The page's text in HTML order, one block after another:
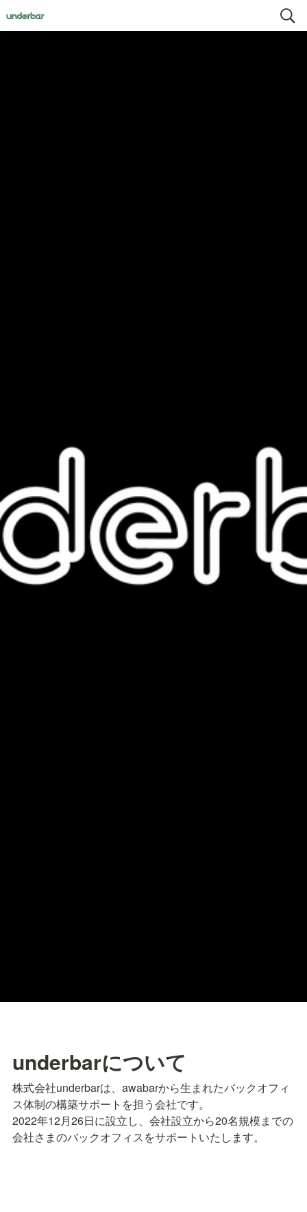
underbarについて
株式会社underbarは、awabarから生まれたバックオフィ
ス体制の構築サポートを担う会社です。
2022年12月26日に設立し、会社設立から20名規模までの
会社さまのバックオフィスをサポートいたします。